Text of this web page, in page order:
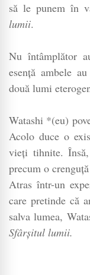
să le punem în
lumii.
Nu întâmplător
esență ambele
două lumi
Watashi *(eu)
Acolo duce o
vieți tihnite.
precum o
Atras într-un
care pretinde că
salva lumea,
Sfârșitul lumii.